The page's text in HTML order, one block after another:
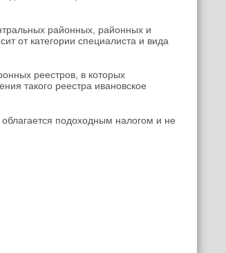
районных, районных и
от категории специалиста и вида
реестров, в которых
такого реестра ивановское
облагается подоходным налогом и не